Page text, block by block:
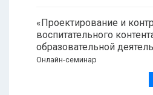
«Проектирование и
воспитательного
образовательной
Онлайн-семинар